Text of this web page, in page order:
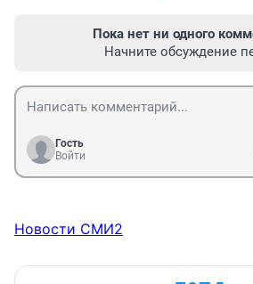
Пока нет ни одного
Начните обсуждение
Гость
Войти
Новости СМИ2